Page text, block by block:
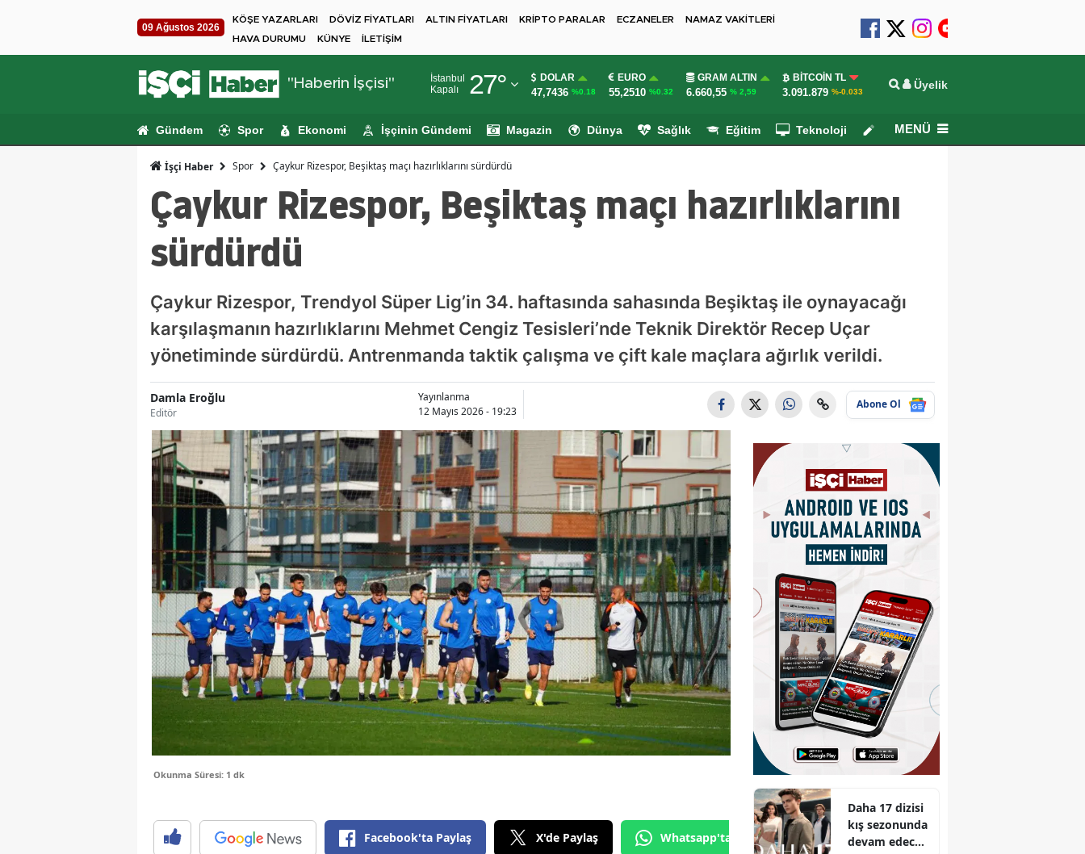
09 Ağustos 2026
KÖŞE YAZARLARI DÖVİZ FİYATLARI ALTIN FİYATLARI KRİPTO PARALAR ECZANELER
NAMAZ VAKİTLERİ
HAVA DURUMU
KÜNYE İLETİŞİM
"Haberin İşçisi"
İstanbul
Kapalı
27°
Adıyaman
Ağrı
Ankara
Aydın
Balıkesir
Bilecik
Bingöl
Bitlis
Bolu
Burdur
Bursa
Çanakkale
Çankırı
Çorum
Denizli
Diyarbakır
Edirne
Erzurum
DOLAR
47,7436 %0.18
EURO
55,2510 %0.32
GRAM ALTIN
6.660,55 % 2,59
BITCOIN TL
3.091.879 %-0.033 Üyelik
Gündem Spor Ekonomi İşçinin Gündemi Magazin Dünya Sağlık Eğitim Teknoloji Köşe Yazarları
MENÜ
İşçi Haber Spor Çaykur Rizespor, Beşiktaş maçı hazırlıklarını sürdürdü
Çaykur Rizespor, Beşiktaş maçı hazırlıklarını
sürdürdü
Çaykur Rizespor, Trendyol Süper Lig’in 34. haftasında sahasında Beşiktaş ile oynayacağı
karşılaşmanın hazırlıklarını Mehmet Cengiz Tesisleri’nde Teknik Direktör Recep Uçar
yönetiminde sürdürdü. Antrenmanda taktik çalışma ve çift kale maçlara ağırlık verildi.
Damla Eroğlu
Editör
Yayınlanma
12 Mayıs 2026 - 19:23
Abone Ol
Okunma Süresi: 1 dk
Facebook'ta Paylaş X'de Paylaş Whatsapp'tan Gönder
Daha 17 dizisi
kış sezonunda
devam edecek